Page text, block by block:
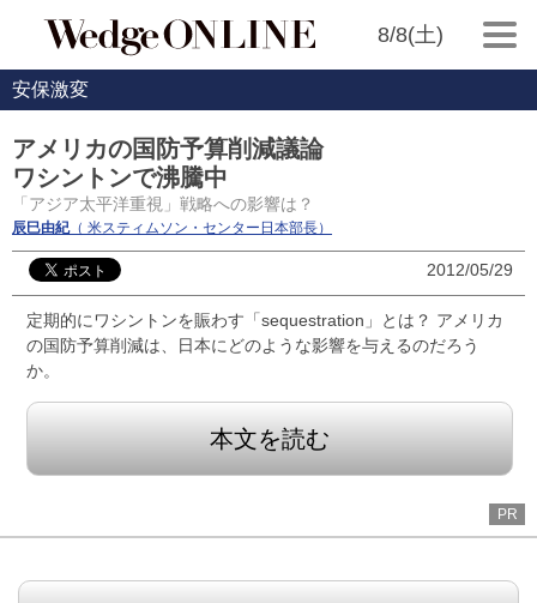
8/8(土)
安保激変
アメリカの国防予算削減議論
ワシントンで沸騰中
「アジア太平洋重視」戦略への影響は？
辰巳由紀（ 米スティムソン・センター日本部長）
2012/05/29
定期的にワシントンを賑わす「sequestration」とは？ アメリカ
の国防予算削減は、日本にどのような影響を与えるのだろう
か。
本文を読む
PR